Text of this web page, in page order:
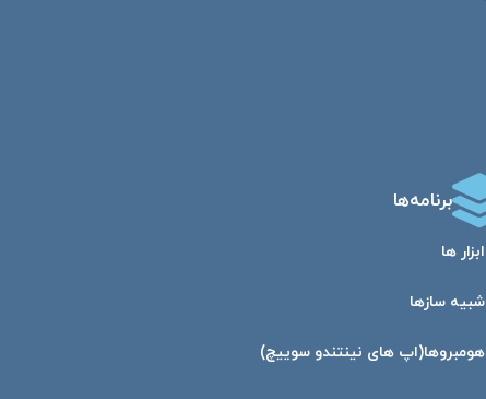
برنامه‌ها
ابزار ها
شبیه ساز‌ها
هومبرو‌ها(اپ های نینتندو سوییچ)